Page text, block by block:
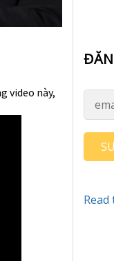
video này,